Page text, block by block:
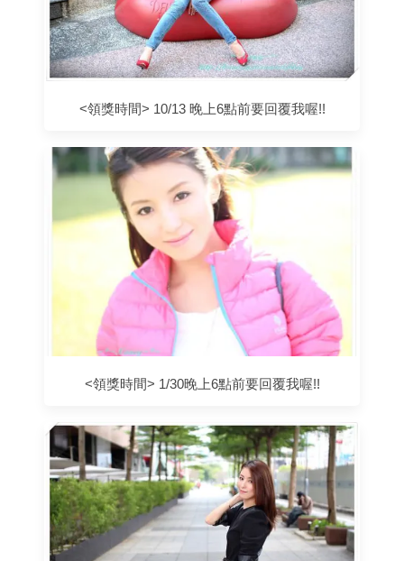
<領獎時間> 10/13 晚上6點前要回覆我喔!!
<領獎時間> 1/30晚上6點前要回覆我喔!!